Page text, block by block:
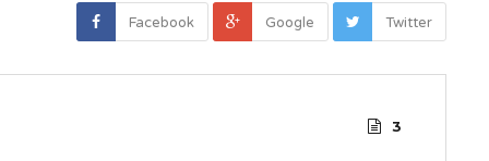
Twitter
Google
Facebook
3